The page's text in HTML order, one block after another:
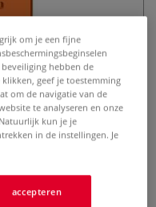
om je een fijne
hebben de
geef je toestemming
om de navigatie van de
te analyseren en onze
kun je je
in de instellingen. Je
accepteren